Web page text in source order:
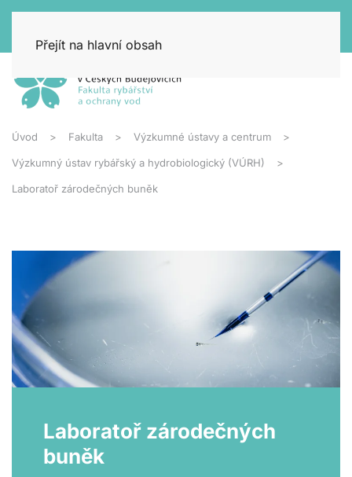
Přejít na hlavní obsah
Úvod Fakulta Výzkumné ústavy a centrum
Výzkumný ústav rybářský a hydrobiologický (VÚRH)
Laboratoř zárodečných buněk
Laboratoř zárodečných
buněk